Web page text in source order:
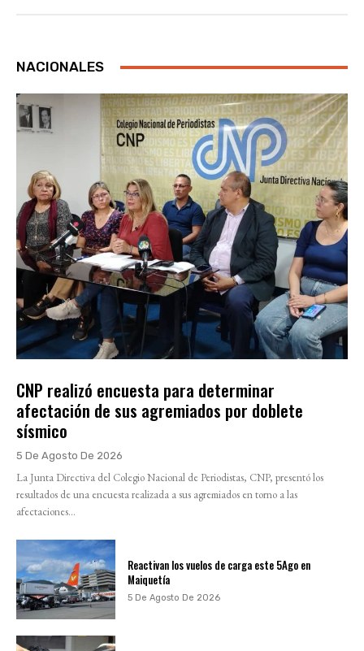
NACIONALES
CNP realizó encuesta para determinar
afectación de sus agremiados por doblete
sísmico
5 De Agosto De 2026
La Junta Directiva del Colegio Nacional de Periodistas, CNP, presentó los
resultados de una encuesta realizada a sus agremiados en torno a las
afectaciones...
Reactivan los vuelos de carga este 5Ago en
Maiquetía
5 De Agosto De 2026